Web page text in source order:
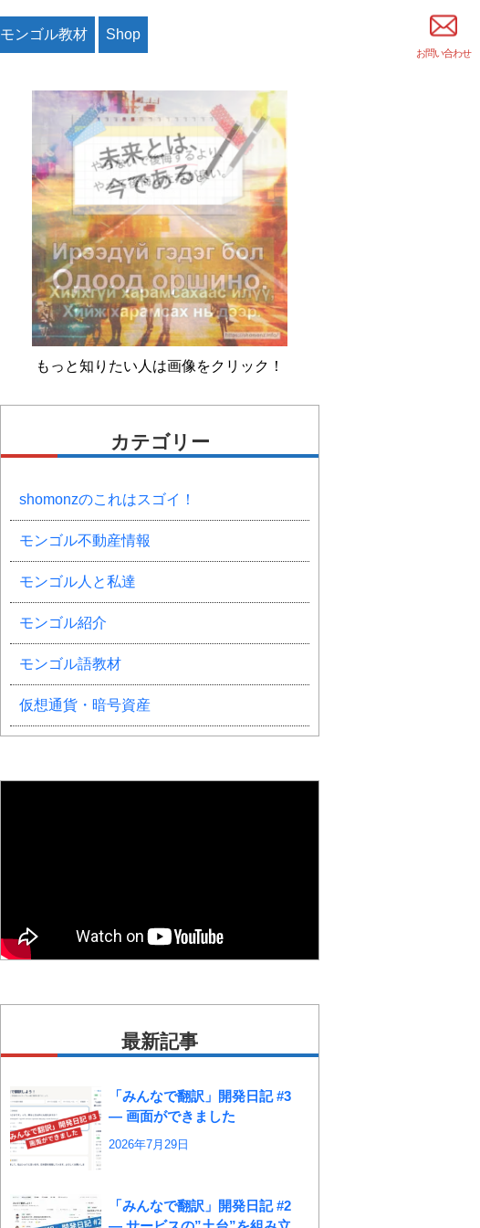
モンゴル教材 Shop
お問い合わせ
もっと知りたい人は画像をクリック！
カテゴリー
shomonzのこれはスゴイ！
モンゴル不動産情報
モンゴル人と私達
モンゴル紹介
モンゴル語教材
仮想通貨・暗号資産
最新記事
「みんなで翻訳」開発日記 #3
― 画面ができました
2026年7月29日
「みんなで翻訳」開発日記 #2